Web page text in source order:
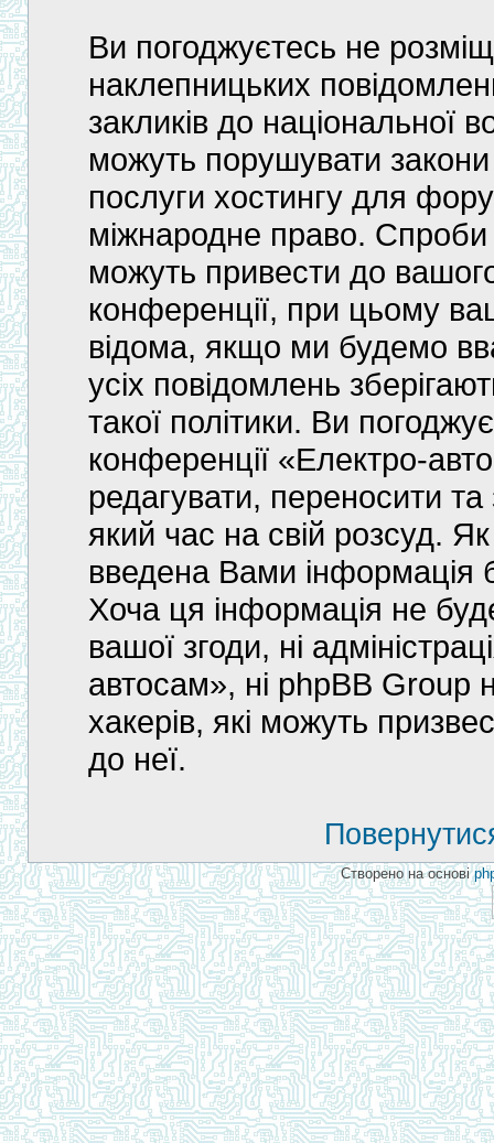
Ви погоджуєтесь не
наклепницьких
закликів до національної
можуть порушувати
послуги хостингу для
міжнародне право.
можуть привести до
конференції, при цьому
відома, якщо ми будемо
усіх повідомлень
такої політики. Ви
конференції «Електро-
редагувати, переносити
який час на свій розсуд.
введена Вами інформація
Хоча ця інформація не
вашої згоди, ні
автосам», ні phpBB Group
хакерів, які можуть
до неї.
Створено на основі